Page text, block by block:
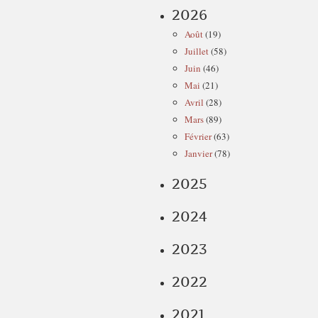
2026
Août(19)
Juillet(58)
Juin (46)
Mai (21)
Avril (28)
Mars(89)
Février(63)
Janvier(78)
2025
2024
2023
2022
2021